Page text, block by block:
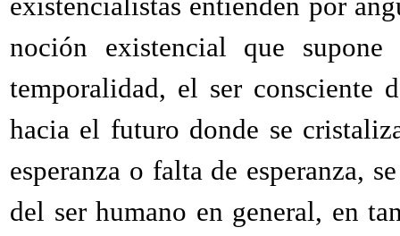
noción existencial que
temporalidad, el ser consciente
hacia el futuro donde se
esperanza o falta de esperanza,
del ser humano en general, en